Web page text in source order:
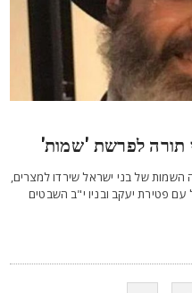
תורה לפרשת 'שמות'
של בני ישראל שירדו למצרים,
יעקב ובניו י"ב השבטים